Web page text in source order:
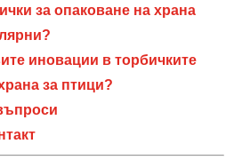
за опаковане на храна
иновации в торбичките
за птици?